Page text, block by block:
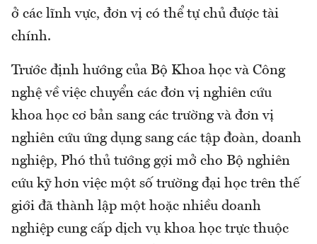
ở các lĩnh vực, đơn vị có thể tự chủ được tài
chính.
Trước định hướng của Bộ Khoa học và Công
nghệ về việc chuyển các đơn vị nghiên cứu
khoa học cơ bản sang các trường và đơn vị
nghiên cứu ứng dụng sang các tập đoàn, doanh
nghiệp, Phó thủ tướng gợi mở cho Bộ nghiên
cứu kỹ hơn việc một số trường đại học trên thế
giới đã thành lập một hoặc nhiều doanh
nghiệp cung cấp dịch vụ khoa học trực thuộc